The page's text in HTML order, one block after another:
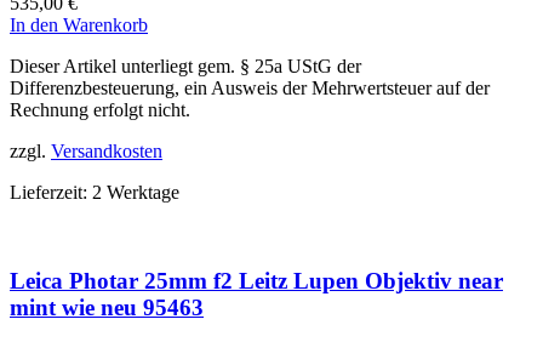
In den Warenkorb
Dieser Artikel unterliegt gem. § 25a UStG der
Differenzbesteuerung, ein Ausweis der Mehrwertsteuer auf der
Rechnung erfolgt nicht.
zzgl. Versandkosten
Lieferzeit: 2 Werktage
Leica Photar 25mm f2 Leitz Lupen Objektiv near
mint wie neu 95463